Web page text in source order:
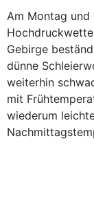
Am Montag
Gebirge
dünne
weiterhin
mit
wiederum